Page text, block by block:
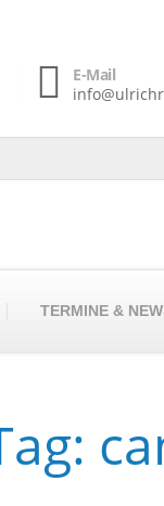
E-Mail
TERMINE &